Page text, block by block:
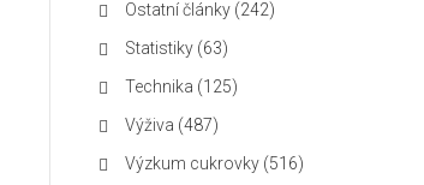
Ostatní články (242)
Statistiky (63)
Technika (125)
Výživa (487)
Výzkum cukrovky (516)